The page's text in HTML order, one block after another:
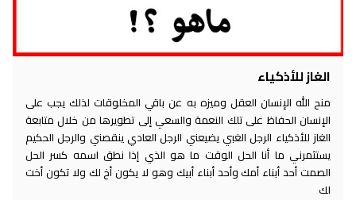
الغاز للأذكياء
منح الله الإنسان العقل وميزه به عن باقي المخلوقات لذلك يجب على
الإنسان الحفاظ على تلك النعمة والسعي إلى تطويرها من خلال متابعة
الغاز للأذكياء الرجل الغبي يضيعني الرجل العادي ينقصني والرجل الحكيم
يستثمرني ما أنا الحل الوقت ما هو الذي إذا نطق اسمه كسر الحل
الصمت أحد أبناء أمك وأحد أبناء أبيك وهو لا يكون أخ لك ولا تكون أخت
لك